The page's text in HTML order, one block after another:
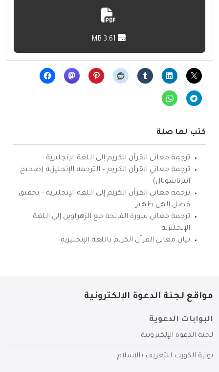
كتب لها صلة
ترجمة معاني القرآن الكريم إلى اللغة الإنجليزية
ترجمة معاني القرآن الكريم – الترجمة الإنجليزية (صحيح
انترناشونال)
ترجمة معاني القرآن الكريم إلى اللغة الإنجليزية – تحقيق
فضل إلهي ظهير
ترجمة معاني سورة الفاتحة مع الزهراوين إلى اللغة
الإنجليزية
بيان معاني القرآن الكريم باللغة الإنجليزية
مواقع لجنة الدعوة الإلكترونية
البوابات الدعوية
لجنة الدعوة الإلكترونية
بوابة الكويت للتعريف بالإسلام